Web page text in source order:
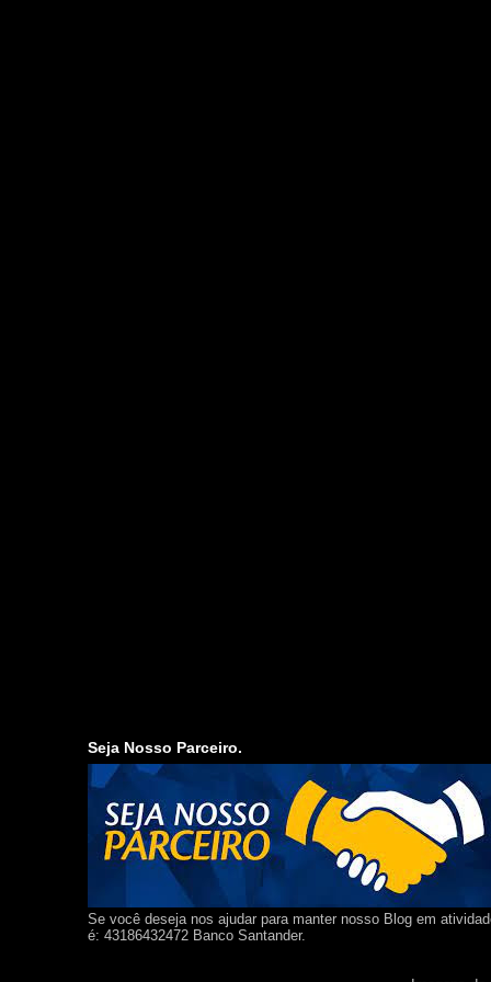
Seja Nosso Parceiro.
Se você deseja nos ajudar para manter nosso Blog em
é: 43186432472 Banco Santander.